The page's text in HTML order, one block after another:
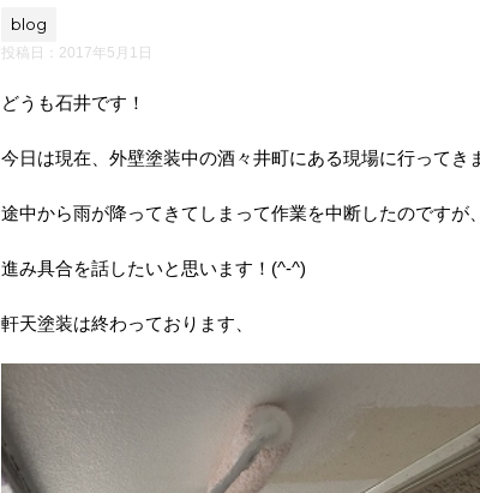
blog
投稿日： 2017年5月1日
どうも石井です！
今日は現在、外壁塗装中の酒々井町にある現場に行ってき
途中から雨が降ってきてしまって作業を中断したのですが、
進み具合を話したいと思います！(^-^)
軒天塗装は終わっております、